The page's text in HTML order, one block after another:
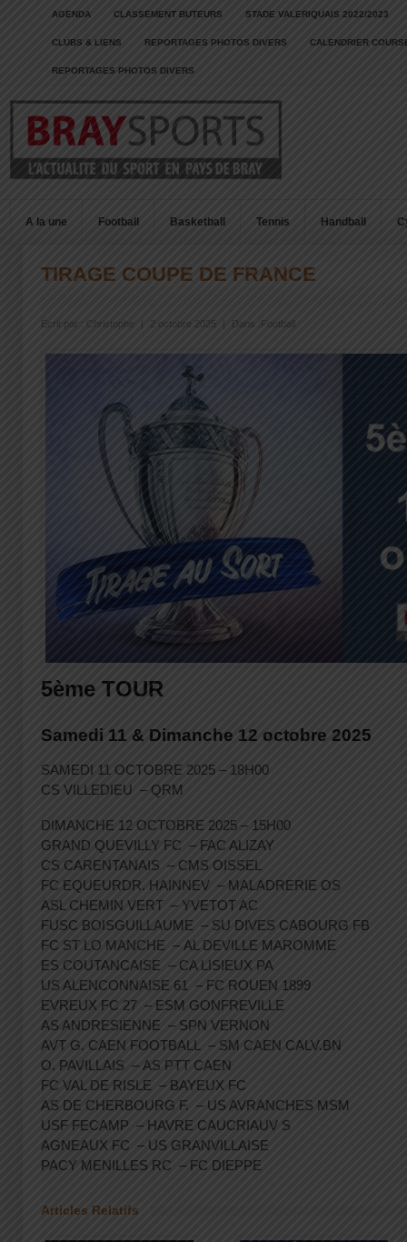
AGENDA CLASSEMENT BUTEURS STADE VALERIQUAIS 2022/2023
CLUBS & LIENS REPORTAGES PHOTOS DIVERS CALENDRIER
REPORTAGES PHOTOS DIVERS
A la une Football Basketball Tennis Handball
TIRAGE COUPE DE FRANCE
Écrit par : Christophe 2 octobre 2025 Dans : Football
5ème TOUR
Samedi 11 & Dimanche 12 octobre 2025
SAMEDI 11 OCTOBRE 2025 – 18H00
CS VILLEDIEU – QRM
DIMANCHE 12 OCTOBRE 2025 – 15H00
GRAND QUEVILLY FC – FAC ALIZAY
CS CARENTANAIS – CMS OISSEL
FC EQUEURDR. HAINNEV – MALADRERIE OS
ASL CHEMIN VERT – YVETOT AC
FUSC BOISGUILLAUME – SU DIVES CABOURG FB
FC ST LO MANCHE – AL DEVILLE MAROMME
ES COUTANCAISE – CA LISIEUX PA
US ALENCONNAISE 61 – FC ROUEN 1899
EVREUX FC 27 – ESM GONFREVILLE
AS ANDRESIENNE – SPN VERNON
AVT G. CAEN FOOTBALL – SM CAEN CALV.BN
O. PAVILLAIS – AS PTT CAEN
FC VAL DE RISLE – BAYEUX FC
AS DE CHERBOURG F. – US AVRANCHES MSM
USF FECAMP – HAVRE CAUCRIAUV S
AGNEAUX FC – US GRANVILLAISE
PACY MENILLES RC – FC DIEPPE
Articles Relatifs